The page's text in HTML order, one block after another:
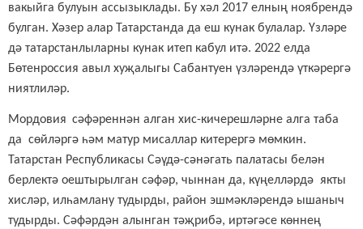
вакыйга булуын ассызыклады. Бу хәл 2017 елның ноябрендә
булган. Хәзер алар Татарстанда да еш кунак булалар. Үзләре
дә татарстанлыларны кунак итеп кабул итә. 2022 елда
Бөтенроссия авыл хуҗалыгы Сабантуен үзләрендә үткәрергә
ниятлиләр.
Мордовия сәфәреннән алган хис-кичерешләрне алга таба
да сөйләргә һәм матур мисаллар китерергә мөмкин.
Татарстан Республикасы Сәүдә-сәнәгать палатасы белән
берлектә оештырылган сәфәр, чыннан да, күңелләрдә якты
хисләр, илһамлану тудырды, район эшмәкләрендә ышаныч
тудырды. Сәфәрдән алынган тәҗрибә, иртәгәсе көннең